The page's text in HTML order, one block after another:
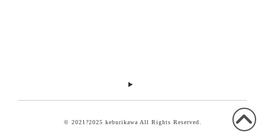
© 2021?2025 keburikawa All Rights Reserved.